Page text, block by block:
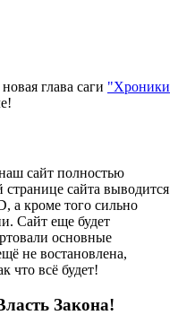
глава саги "Хроники
сайт полностью
сайта выводится
а кроме того сильно
Сайт еще будет
основные
не востановлена,
что всё будет!
Закона!